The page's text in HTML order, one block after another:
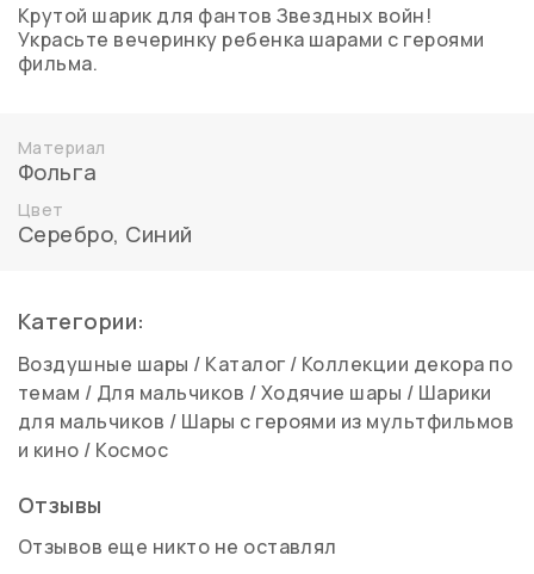
Крутой шарик для фантов Звездных войн!
Украсьте вечеринку ребенка шарами с героями
фильма.
Материал
Фольга
Цвет
Серебро, Синий
Категории:
Воздушные шары / Каталог / Коллекции декора по
темам / Для мальчиков /Ходячие шары / Шарики
для мальчиков / Шары с героями из мультфильмов
и кино / Космос
Отзывы
Отзывов еще никто не оставлял